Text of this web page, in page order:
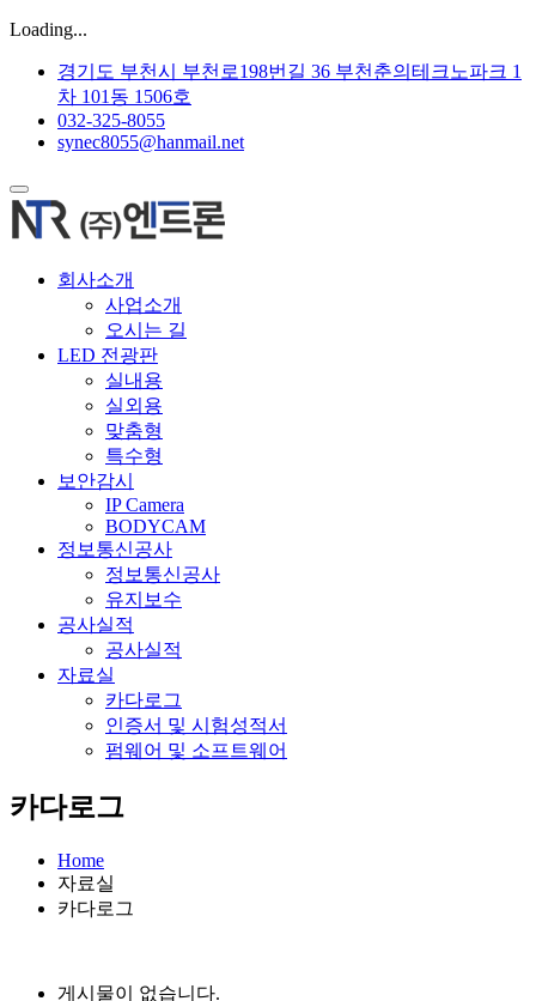
Loading...
경기도 부천시 부천로198번길 36 부천춘의테크노파크 1
차 101동 1506호
032-325-8055
synec8055@hanmail.net
회사소개
사업소개
오시는 길
LED 전광판
실내용
실외용
맞춤형
특수형
보안감시
IP Camera
BODYCAM
정보통신공사
정보통신공사
유지보수
공사실적
공사실적
자료실
카다로그
인증서 및 시험성적서
펌웨어 및 소프트웨어
카다로그
Home
자료실
카다로그
게시물이 없습니다.